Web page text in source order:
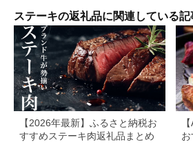
[A-10701]
ステーキの返礼品に関連している
【2026年最新】ふるさと納税お
すすめステーキ肉返礼品まとめ